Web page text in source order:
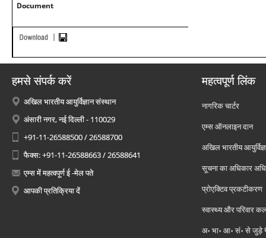
Document
हमसे संपर्क करें
अखिल भारतीय आयुर्विज्ञान संस्थान
अंसारी नगर, नई दिल्ली - 110029
+91-11-26588500 / 26588700
फैक्स: +91-11-26588663 / 26588641
एम्स में महत्वपूर्ण ई -मेल पते
आपकी प्रतिक्रिया दें
महत्वपूर्ण लिंक
नागरिक चार्टर
एम्स ऑनलाइन दान
अखिल भारतीय
सूचना का अधिकार
प्रोएक्टिव प्रकटीकरण
स्वास्थ्य और परिवार
अ॰ भा॰ आ॰ सं॰ से जुड़े